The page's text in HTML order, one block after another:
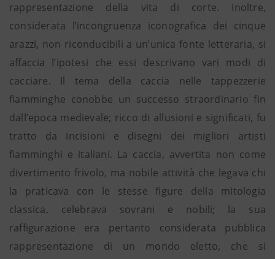
rappresentazione della vita di corte. Inoltre,
considerata l’incongruenza iconografica dei cinque
arazzi, non riconducibili a un’unica fonte letteraria, si
affaccia l’ipotesi che essi descrivano vari modi di
cacciare. Il tema della caccia nelle tappezzerie
fiamminghe conobbe un successo straordinario fin
dall’epoca medievale; ricco di allusioni e significati, fu
tratto da incisioni e disegni dei migliori artisti
fiamminghi e italiani. La caccia, avvertita non come
divertimento frivolo, ma nobile attività che legava chi
la praticava con le stesse figure della mitologia
classica, celebrava sovrani e nobili; la sua
raffigurazione era pertanto considerata pubblica
rappresentazione di un mondo eletto, che si